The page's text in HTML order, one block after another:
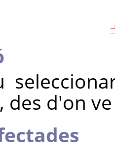
, des d'on